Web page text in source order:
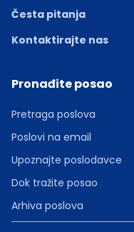
Česta pitanja
Kontaktirajte nas
Pronađite posao
Pretraga poslova
Poslovi na email
Upoznajte poslodavce
Dok tražite posao
Arhiva poslova